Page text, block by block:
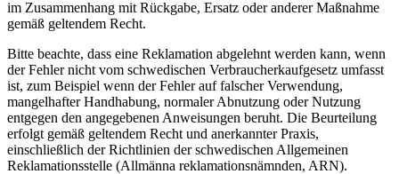
im Zusammenhang mit Rückgabe, Ersatz oder anderer Maßnahme
gemäß geltendem Recht.
Bitte beachte, dass eine Reklamation abgelehnt werden kann, wenn
der Fehler nicht vom schwedischen Verbraucherkaufgesetz umfasst
ist, zum Beispiel wenn der Fehler auf falscher Verwendung,
mangelhafter Handhabung, normaler Abnutzung oder Nutzung
entgegen den angegebenen Anweisungen beruht. Die Beurteilung
erfolgt gemäß geltendem Recht und anerkannter Praxis,
einschließlich der Richtlinien der schwedischen Allgemeinen
Reklamationsstelle (Allmänna reklamationsnämnden, ARN).